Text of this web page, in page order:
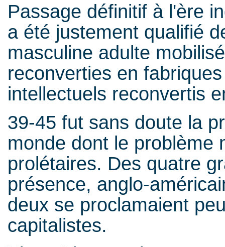
Passage définitif à l'ère
a été justement qualifié
masculine adulte
reconverties en
intellectuels reconvertis
39-45 fut sans doute la
monde dont le problème
prolétaires. Des quatre
présence, anglo-
deux se proclamaient
capitalistes.